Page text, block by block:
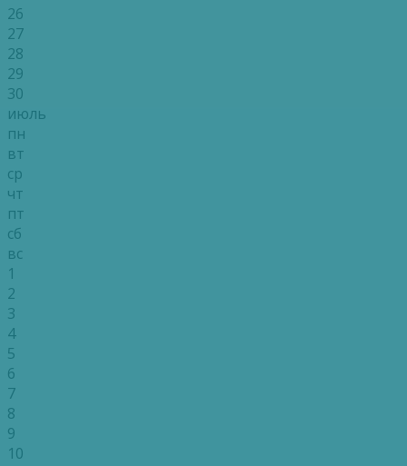
26
27
28
29
30
июль
пн
вт
ср
чт
пт
сб
вс
1
2
3
4
5
6
7
8
9
10